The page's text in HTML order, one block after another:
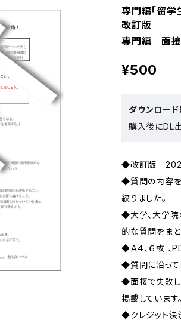
専門編「留学
改訂版
専門編 面
¥500
ダウンロー
購入後にDL
◆改訂版
◆質問の内容を
絞りました。
◆大学、大学院
的な質問をまと
◆Ａ４、６枚 、
◆質問に沿って
◆面接で失敗し
掲載しています。
◆クレジット決